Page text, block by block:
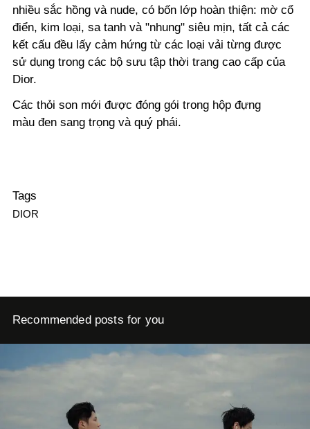
nhiều sắc hồng và nude, có bốn lớp hoàn thiện: mờ cổ
điển, kim loại, sa tanh và "nhung" siêu mịn, tất cả các
kết cấu đều lấy cảm hứng từ các loại vải từng được
sử dụng trong các bộ sưu tập thời trang cao cấp của
Dior.
Các thỏi son mới được đóng gói trong hộp đựng
màu đen sang trọng và quý phái.
Tags
DIOR
Recommended posts for you